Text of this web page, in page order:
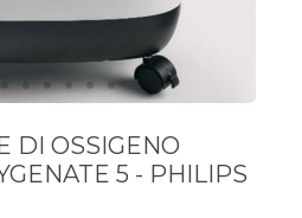
DI OSSIGENO
5 - PHILIPS